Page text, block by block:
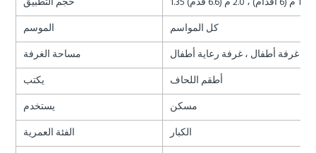
الموسم
كل المواسم
مساحة الغرفة
، غرفة أطفال ، غرفة رعاية أطفال
يكتب
أطقم اللحاف
يستخدم
مسكن
الفئة العمرية
الكبار